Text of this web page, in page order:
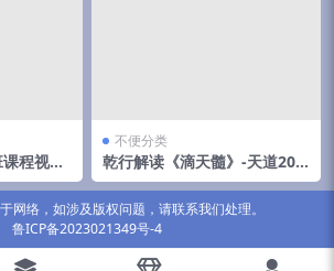
程视频
不便分类
乾行解读《滴天髓》-天道202
集
网络，如涉及版权问题，请联系我们处理。
鲁ICP备2023021349号-4